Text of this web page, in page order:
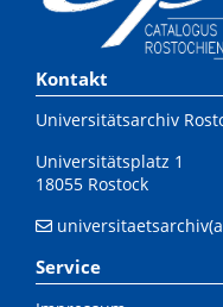
Kontakt
Universitätsarchiv
Universitätsplatz 1
18055 Rostock
Service